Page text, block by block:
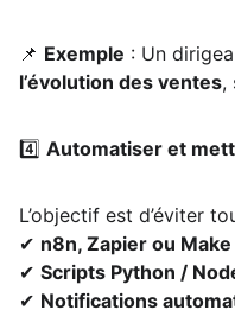
📌 Exemple : Un
l’évolution des ventes,
4️⃣ Automatiser et
L’objectif est d’éviter
✔ n8n, Zapier ou Make
✔ Scripts Python /
✔ Notifications